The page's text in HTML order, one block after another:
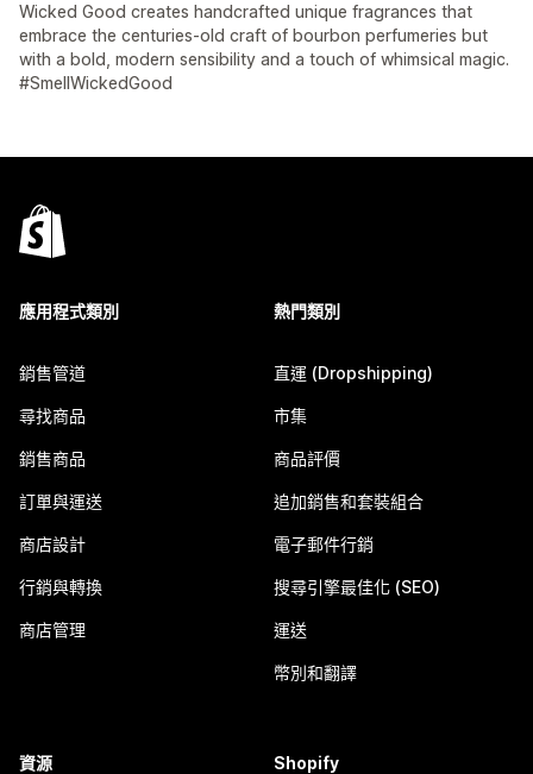
Wicked Good creates handcrafted unique fragrances that
embrace the centuries-old craft of bourbon perfumeries but
with a bold, modern sensibility and a touch of whimsical magic.
#SmellWickedGood
應用程式類別
銷售管道
尋找商品
銷售商品
訂單與運送
商店設計
行銷與轉換
商店管理
熱門類別
直運 (Dropshipping)
市集
商品評價
追加銷售和套裝組合
電子郵件行銷
搜尋引擎最佳化 (SEO)
運送
幣別和翻譯
資源 Shopify